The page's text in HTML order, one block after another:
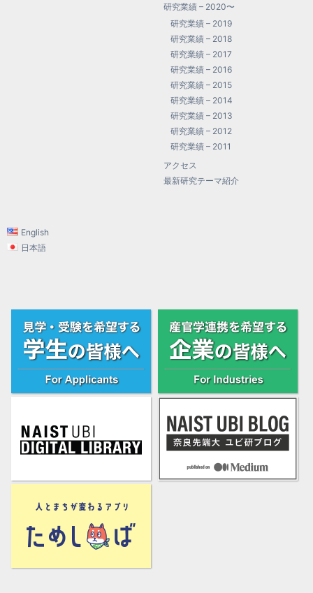
研究業績 – 2020〜
研究業績 – 2019
研究業績 – 2018
研究業績 – 2017
研究業績 – 2016
研究業績 – 2015
研究業績 – 2014
研究業績 – 2013
研究業績 – 2012
研究業績 – 2011
アクセス
最新研究テーマ紹介
English
日本語